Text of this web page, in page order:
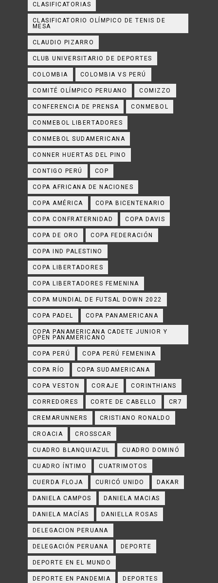
CLASIFICATORIAS
CLASIFICATORIO OLÍMPICO DE TENIS DE
MESA
CLAUDIO PIZARRO
CLUB UNIVERSITARIO DE DEPORTES
COLOMBIA COLOMBIA VS PERÚ
COMITÉ OLÍMPICO PERUANO COMIZZO
CONFERENCIA DE PRENSA CONMEBOL
CONMEBOL LIBERTADORES
CONMEBOL SUDAMERICANA
CONNER HUERTAS DEL PINO
CONTIGO PERÚ COP
COPA AFRICANA DE NACIONES
COPA AMÉRICA COPA BICENTENARIO
COPA CONFRATERNIDAD COPA DAVIS
COPA DE ORO COPA FEDERACIÓN
COPA IND PALESTINO
COPA LIBERTADORES
COPA LIBERTADORES FEMENINA
COPA MUNDIAL DE FUTSAL DOWN 2022
COPA PADEL COPA PANAMERICANA
COPA PANAMERICANA CADETE JUNIOR Y
OPEN PANAMERICANO
COPA PERÚ COPA PERÚ FEMENINA
COPA RÍO COPA SUDAMERICANA
COPA VESTON CORAJE CORINTHIANS
CORREDORES CORTE DE CABELLO CR7
CREMARUNNERS CRISTIANO RONALDO
CROACIA CROSSCAR
CUADRO BLANQUIAZUL CUADRO DOMINÓ
CUADRO ÍNTIMO CUATRIMOTOS
CUERDA FLOJA CURICÓ UNIDO DAKAR
DANIELA CAMPOS DANIELA MACIAS
DANIELA MACÍAS DANIELLA ROSAS
DELEGACION PERUANA
DELEGACIÓN PERUANA DEPORTE
DEPORTE EN EL MUNDO
DEPORTE EN PANDEMIA DEPORTES